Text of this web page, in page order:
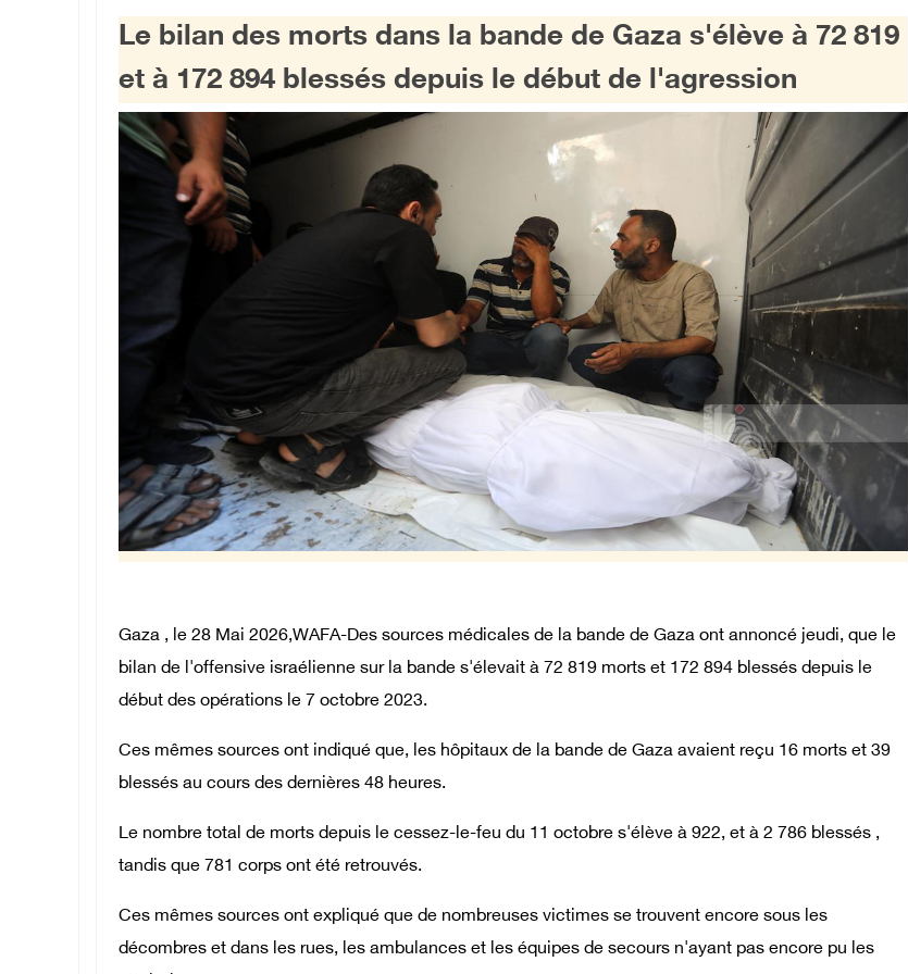
Le bilan des morts dans la bande de Gaza s'élève à 72 819
et à 172 894 blessés depuis le début de l'agression
Gaza , le 28 Mai 2026,WAFA-Des sources médicales de la bande de Gaza ont annoncé jeudi, que le
bilan de l'offensive israélienne sur la bande s'élevait à 72 819 morts et 172 894 blessés depuis le
début des opérations le 7 octobre 2023.
Ces mêmes sources ont indiqué que, les hôpitaux de la bande de Gaza avaient reçu 16 morts et 39
blessés au cours des dernières 48 heures.
Le nombre total de morts depuis le cessez-le-feu du 11 octobre s'élève à 922, et à 2 786 blessés ,
tandis que 781 corps ont été retrouvés.
Ces mêmes sources ont expliqué que de nombreuses victimes se trouvent encore sous les
décombres et dans les rues, les ambulances et les équipes de secours n'ayant pas encore pu les